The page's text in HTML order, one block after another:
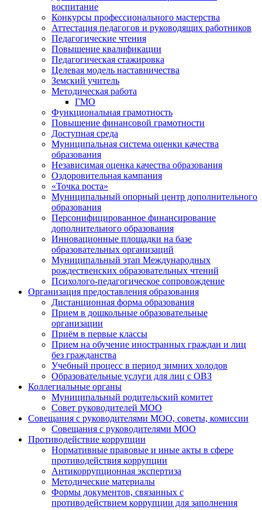
воспитание
Конкурсы профессионального мастерства
Аттестация педагогов и руководящих работников
Педагогические чтения
Повышение квалификации
Педагогическая стажировка
Целевая модель наставничества
Земский учитель
Методическая работа
ГМО
Функциональная грамотность
Повышение финансовой грамотности
Доступная среда
Муниципальная система оценки качества
образования
Независимая оценка качества образования
Оздоровительная кампания
«Точка роста»
Муниципальный опорный центр дополнительного
образования
Персонифицированное финансирование
дополнительного образования
Инновационные площадки на базе
образовательных организаций
Муниципальный этап Международных
рождественских образовательных чтений
Психолого-педагогическое сопровождение
Организация предоставления образования
Дистанционная форма образования
Прием в дошкольные образовательные
организации
Приём в первые классы
Прием на обучение иностранных граждан и лиц
без гражданства
Учебный процесс в период зимних холодов
Образовательные услуги для лиц с ОВЗ
Коллегиальные органы
Муниципальный родительский комитет
Совет руководителей МОО
Совещания с руководителями МОО, советы, комиссии
Совещания с руководителями МОО
Противодействие коррупции
Нормативные правовые и иные акты в сфере
противодействия коррупции
Антикоррупционная экспертиза
Методические материалы
Формы документов, связанных с
противодействием коррупции для заполнения